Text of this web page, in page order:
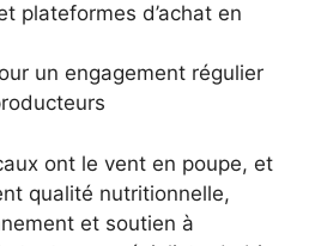
plateformes d’achat en
un engagement régulier
ont le vent en poupe, et
qualité nutritionnelle,
et soutien à